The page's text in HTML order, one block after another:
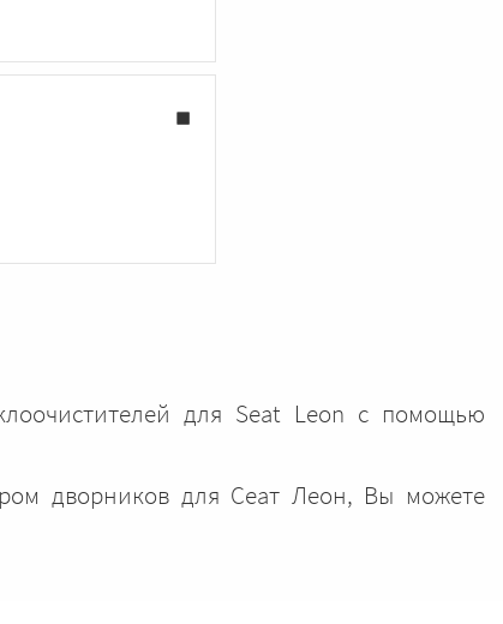
для Seat Leon с помощью
дворников для Сеат Леон, Вы можете